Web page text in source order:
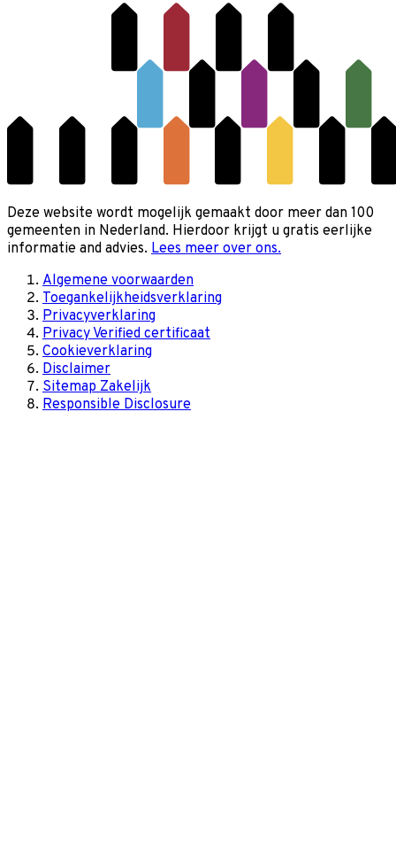
Deze website wordt mogelijk gemaakt door meer dan 100
gemeenten in Nederland. Hierdoor krijgt u gratis eerlijke
informatie and advies. Lees meer over ons.
Algemene voorwaarden
Toegankelijkheidsverklaring
Privacyverklaring
Privacy Verified certificaat
Cookieverklaring
Disclaimer
Sitemap Zakelijk
Responsible Disclosure